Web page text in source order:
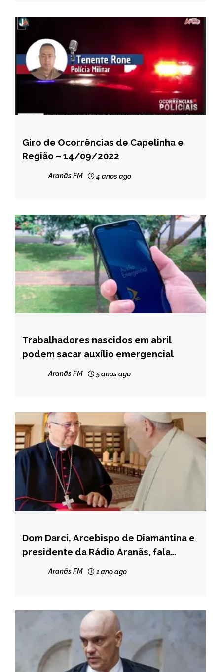
CAPELINHA
NOTÍCIAS
Giro de Ocorrências de Capelinha e
Região – 14/09/2022
Aranãs FM 4 anos ago
BRASIL
NOTÍCIAS
Trabalhadores nascidos em abril
podem sacar auxílio emergencial
Aranãs FM 5 anos ago
INTERNACIONAL
NOTÍCIAS
Dom Darci, Arcebispo de Diamantina e
presidente da Rádio Aranãs, fala
Aranãs FM 1 ano ago